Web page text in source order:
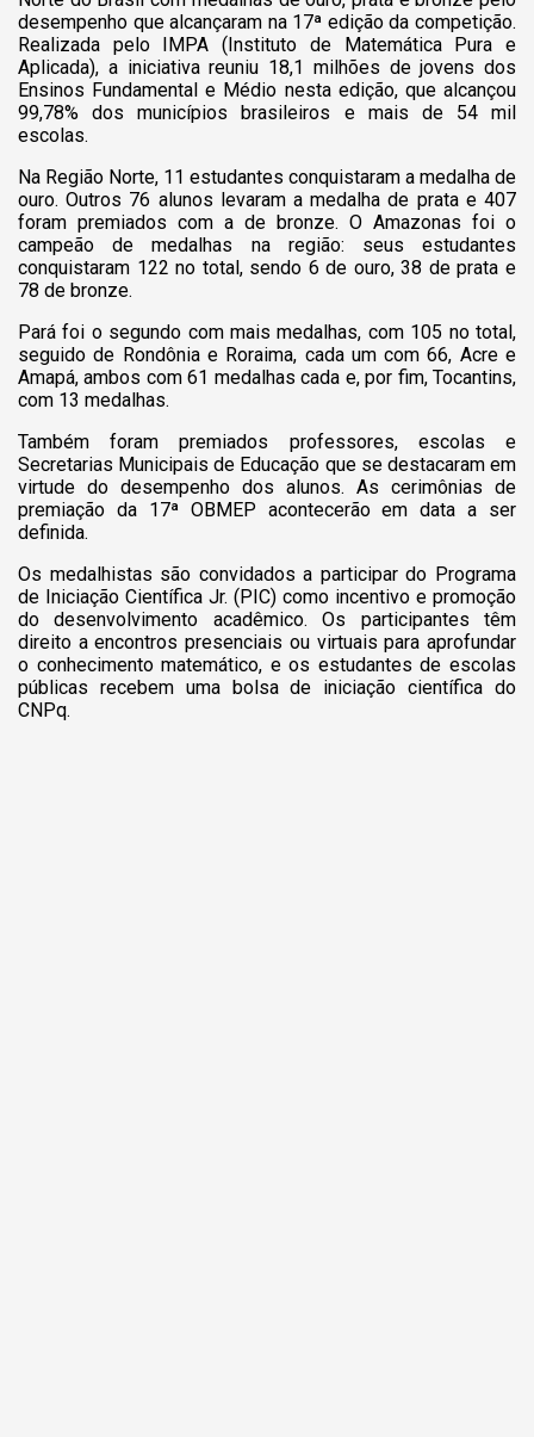
desempenho que alcançaram na 17ª edição da competição.
Realizada pelo IMPA (Instituto de Matemática Pura e
Aplicada), a iniciativa reuniu 18,1 milhões de jovens dos
Ensinos Fundamental e Médio nesta edição, que alcançou
99,78% dos municípios brasileiros e mais de 54 mil
escolas.
Na Região Norte, 11 estudantes conquistaram a medalha de
ouro. Outros 76 alunos levaram a medalha de prata e 407
foram premiados com a de bronze. O Amazonas foi o
campeão de medalhas na região: seus estudantes
conquistaram 122 no total, sendo 6 de ouro, 38 de prata e
78 de bronze.
Pará foi o segundo com mais medalhas, com 105 no total,
seguido de Rondônia e Roraima, cada um com 66, Acre e
Amapá, ambos com 61 medalhas cada e, por fim, Tocantins,
com 13 medalhas.
Também foram premiados professores, escolas e
Secretarias Municipais de Educação que se destacaram em
virtude do desempenho dos alunos. As cerimônias de
premiação da 17ª OBMEP acontecerão em data a ser
definida.
Os medalhistas são convidados a participar do Programa
de Iniciação Científica Jr. (PIC) como incentivo e promoção
do desenvolvimento acadêmico. Os participantes têm
direito a encontros presenciais ou virtuais para aprofundar
o conhecimento matemático, e os estudantes de escolas
públicas recebem uma bolsa de iniciação científica do
CNPq.